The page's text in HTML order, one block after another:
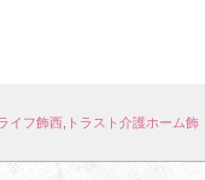
イフ飾西 トラスト介護ホーム飾